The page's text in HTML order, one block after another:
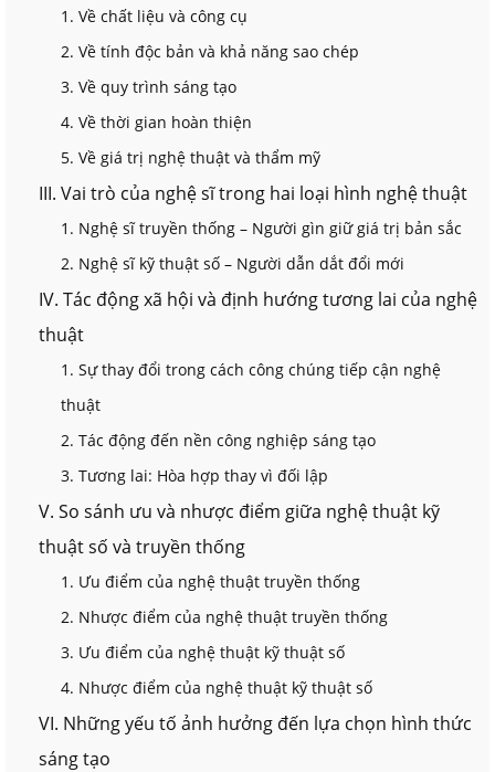
1. Về chất liệu và công cụ
2. Về tính độc bản và khả năng sao chép
3. Về quy trình sáng tạo
4. Về thời gian hoàn thiện
5. Về giá trị nghệ thuật và thẩm mỹ
III. Vai trò của nghệ sĩ trong hai loại hình nghệ thuật
1. Nghệ sĩ truyền thống – Người gìn giữ giá trị bản sắc
2. Nghệ sĩ kỹ thuật số – Người dẫn dắt đổi mới
IV. Tác động xã hội và định hướng tương lai của nghệ
thuật
1. Sự thay đổi trong cách công chúng tiếp cận nghệ
thuật
2. Tác động đến nền công nghiệp sáng tạo
3. Tương lai: Hòa hợp thay vì đối lập
V. So sánh ưu và nhược điểm giữa nghệ thuật kỹ
thuật số và truyền thống
1. Ưu điểm của nghệ thuật truyền thống
2. Nhược điểm của nghệ thuật truyền thống
3. Ưu điểm của nghệ thuật kỹ thuật số
4. Nhược điểm của nghệ thuật kỹ thuật số
VI. Những yếu tố ảnh hưởng đến lựa chọn hình thức
sáng tạo